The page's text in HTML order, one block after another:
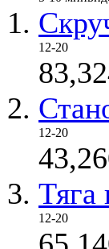
12-20
12-20
Тяга
12-20